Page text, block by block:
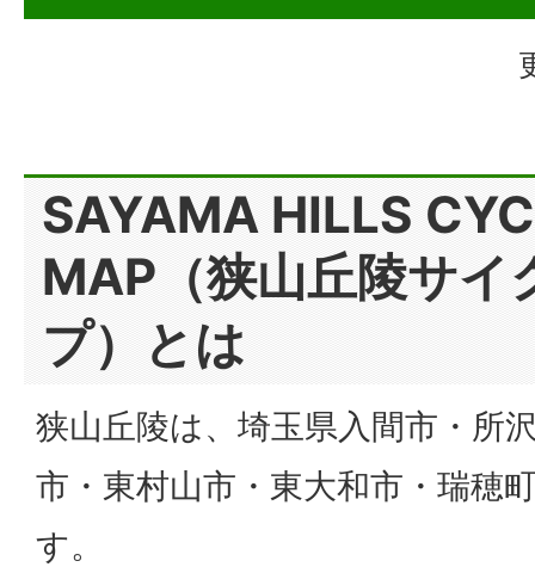
SAYAMA HILLS
MAP（狭山丘陵サイ
プ）とは
狭山丘陵は、埼玉県入間市・所
市・東村山市・東大和市・瑞穂
す。